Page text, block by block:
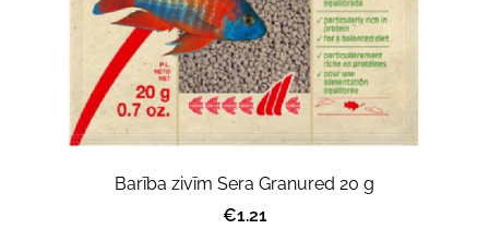
Barība zivīm Sera Granured 20 g
€1.21